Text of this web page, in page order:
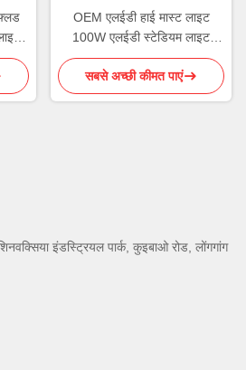
OEM एलईडी हाई मास्ट लाइट
100W एलईडी स्टेडियम लाइट
विश्वसनीय परेशानी मुक्त संचालन
सबसे अच्छी कीमत पाएं
इंडस्ट्रियल पार्क, कुइबाओ रोड, लोंगगांग